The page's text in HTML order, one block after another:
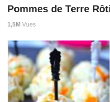
Pommes de Terre
1,5M Vues